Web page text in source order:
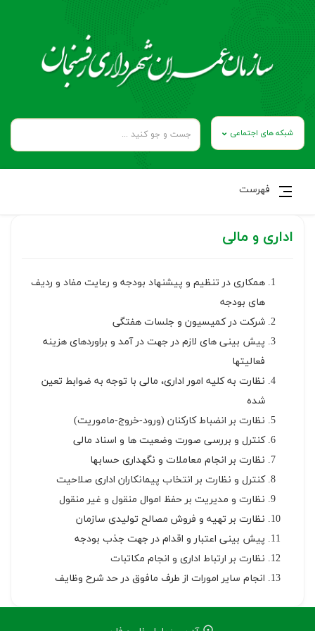
شبکه های اجتماعی
فهرست
اداری و مالی
همکاری در تنظیم و پیشنهاد بودجه و رعایت مفاد و ردیف
های بودجه
شرکت در کمیسیون و جلسات هفتگی
پیش بینی های لازم در جهت در آمد و براوردهای هزینه
فعالیتها
نظارت به کلیه امور اداری، مالی با توجه به ضوابط تعین
شده
نظارت بر انضباط کارکنان (ورود-خروج-ماموریت)
کنترل و بررسی صورت وضعیت ها و اسناد مالی
نظارت بر انجام معاملات و نگهداری حسابها
کنترل و نظارت بر انتخاب پیمانکاران اداری صلاحیت
نظارت و مدیریت بر حفظ اموال منقول و غیر منقول
نظارت بر تهیه و فروش مصالح تولیدی سازمان
پیش بینی اعتبار و اقدام در جهت جذب بودجه
نظارت بر ارتباط اداری و انجام مکاتبات
انجام سایر امورات از طرف مافوق در حد شرح وظایف